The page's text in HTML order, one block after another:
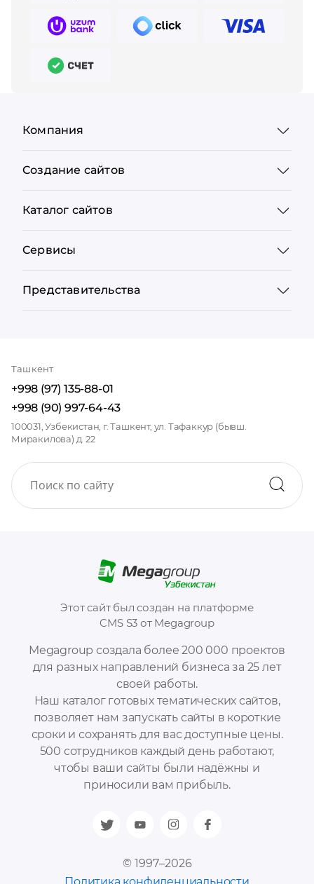
Megagroup создала более 200 000 проектов
для разных направлений бизнеса за 25 лет
своей работы.
Наш каталог готовых тематических сайтов,
позволяет нам запускать сайты в короткие
сроки и сохранять для вас доступные цены.
500 сотрудников каждый день работают,
чтобы ваши сайты были надёжны и
приносили вам прибыль.
© 1997–2026
Политика конфиденциальности
Этот сайт был создан на платформе
CMS S3 от Megagroup
Компания
Создание сайтов
Каталог сайтов
Сервисы
Представительства
Ташкент
+998 (97) 135-88-01
+998 (90) 997-64-43
100031, Узбекистан, г. Ташкент, ул. Тафаккур (бывш.
Миракилова) д. 22